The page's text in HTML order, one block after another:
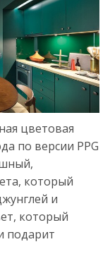
цветовая
по версии PPG
который
и
который
подарит